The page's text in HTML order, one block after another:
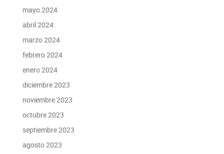
mayo 2024
abril 2024
marzo 2024
febrero 2024
enero 2024
diciembre 2023
noviembre 2023
octubre 2023
septiembre 2023
agosto 2023